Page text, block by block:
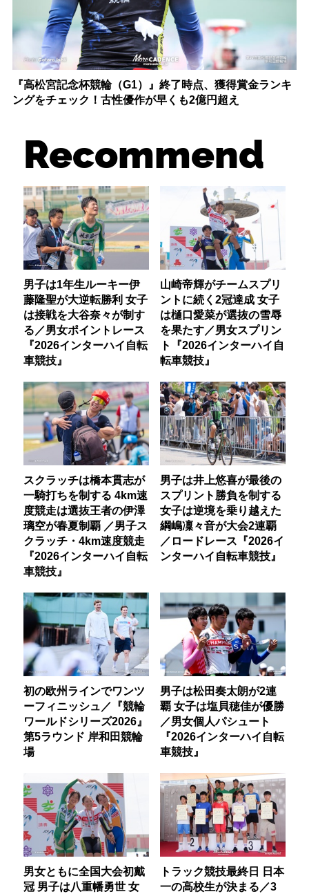
『高松宮記念杯競輪（G1）』終了時点、獲得賞金ランキ
ングをチェック！古性優作が早くも2億円超え
Recommend
男子は1年生ルーキー伊
藤隆聖が大逆転勝利 女子
は接戦を大谷奈々が制す
る／男女ポイントレース
『2026インターハイ自転
車競技』
山崎帝輝がチームスプリ
ントに続く2冠達成 女子
は樋口愛菜が選抜の雪辱
を果たす／男女スプリン
ト『2026インターハイ自
転車競技』
スクラッチは橋本貫志が
一騎打ちを制する 4km速
度競走は選抜王者の伊澤
璃空が春夏制覇 ／男子ス
クラッチ・4km速度競走
『2026インターハイ自転
車競技』
男子は井上悠喜が最後の
スプリント勝負を制する
女子は逆境を乗り越えた
綱嶋凜々音が大会2連覇
／ロードレース『2026イ
ンターハイ自転車競技』
初の欧州ラインでワンツ
ーフィニッシュ／『競輪
ワールドシリーズ2026』
第5ラウンド 岸和田競輪
場
男子は松田奏太朗が2連
覇 女子は塩貝穂佳が優勝
／男女個人パシュート
『2026インターハイ自転
車競技』
男女ともに全国大会初戴
冠 男子は八重幡勇世 女
トラック競技最終日 日本
一の高校生が決まる／3